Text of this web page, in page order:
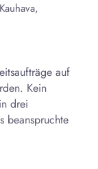
auf
Kein
drei
beanspruchte